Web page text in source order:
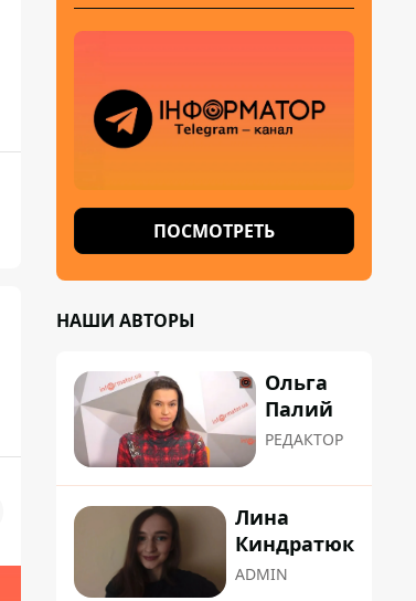
ПОСМОТРЕТЬ
НАШИ АВТОРЫ
Ольга
Палий
РЕДАКТОР
Лина
Киндратюк
ADMIN